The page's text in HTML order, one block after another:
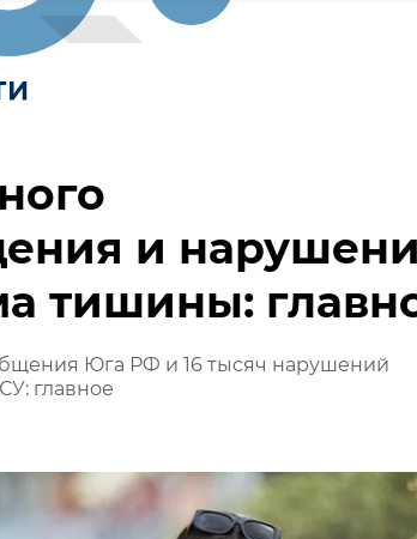
и
тишины:
Юга РФ и 16 тысяч нарушений
главное